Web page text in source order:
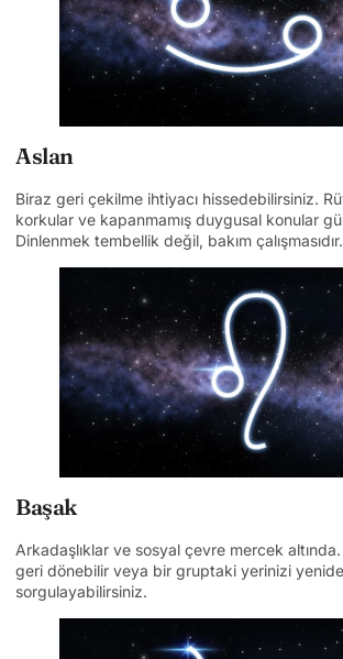
Aslan
Biraz geri çekilme ihtiyacı hissedebilirsiniz.
korkular ve kapanmamış duygusal konular
Dinlenmek tembellik değil, bakım çalışmasıdır.
Başak
Arkadaşlıklar ve sosyal çevre mercek
geri dönebilir veya bir gruptaki yerinizi
sorgulayabilirsiniz.